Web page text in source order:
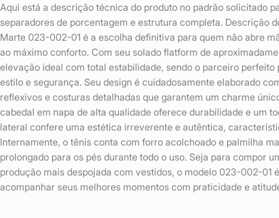
Aqui está a descrição técnica do produto no padrão solicitado
separadores de porcentagem e estrutura completa. Descrição
Marte 023-002-01 é a escolha definitiva para quem não abre
ao máximo conforto. Com seu solado flatform de
elevação ideal com total estabilidade, sendo o parceiro
estilo e segurança. Seu design é cuidadosamente elaborado
reflexivos e costuras detalhadas que garantem um charme
cabedal em napa de alta qualidade oferece durabilidade e um
lateral confere uma estética irreverente e autêntica,
Internamente, o tênis conta com forro acolchoado e palmilha
prolongado para os pés durante todo o uso. Seja para compor
produção mais despojada com vestidos, o modelo 023-002-01
acompanhar seus melhores momentos com praticidade e